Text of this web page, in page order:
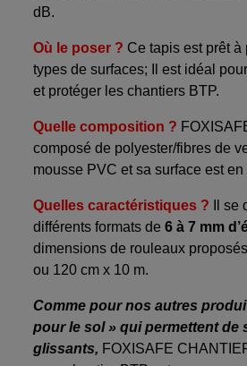
dB.
Où le poser ? Ce tapis est prêt à
types de surfaces; Il est idéal
et protéger les chantiers BTP.
Quelle composition ?
composé de polyester/fibres de
mousse PVC et sa surface est
Quelles caractéristiques ? Il se
différents formats de6 à 7 mm
dimensions de rouleaux
ou 120 cm x 10 m.
Comme pour nos autres
pour le sol » qui permettent de
glissants, FOXISAFE